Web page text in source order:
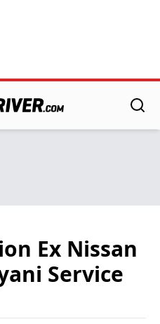
Ex Nissan
Service